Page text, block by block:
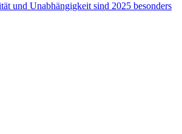
und Unabhängigkeit sind 2025 besonders